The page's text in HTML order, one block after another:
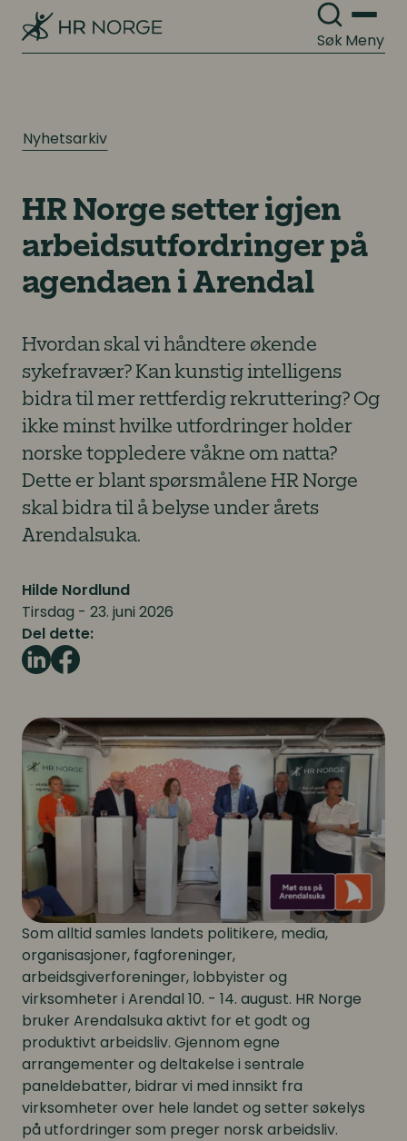
SøkMeny
Nyhetsarkiv
HR Norge setter igjen
arbeidsutfordringer på
agendaen i Arendal
Hvordan skal vi håndtere økende
sykefravær? Kan kunstig intelligens
bidra til mer rettferdig rekruttering? Og
ikke minst hvilke utfordringer holder
norske toppledere våkne om natta?
Dette er blant spørsmålene HR Norge
skal bidra til å belyse under årets
Arendalsuka.
Hilde Nordlund
Tirsdag - 23. juni 2026
Del dette:
Som alltid samles landets politikere, media,
organisasjoner, fagforeninger,
arbeidsgiverforeninger, lobbyister og
virksomheter i Arendal 10. - 14. august. HR Norge
bruker Arendalsuka aktivt for et godt og
produktivt arbeidsliv. Gjennom egne
arrangementer og deltakelse i sentrale
paneldebatter, bidrar vi med innsikt fra
virksomheter over hele landet og setter søkelys
på utfordringer som preger norsk arbeidsliv.